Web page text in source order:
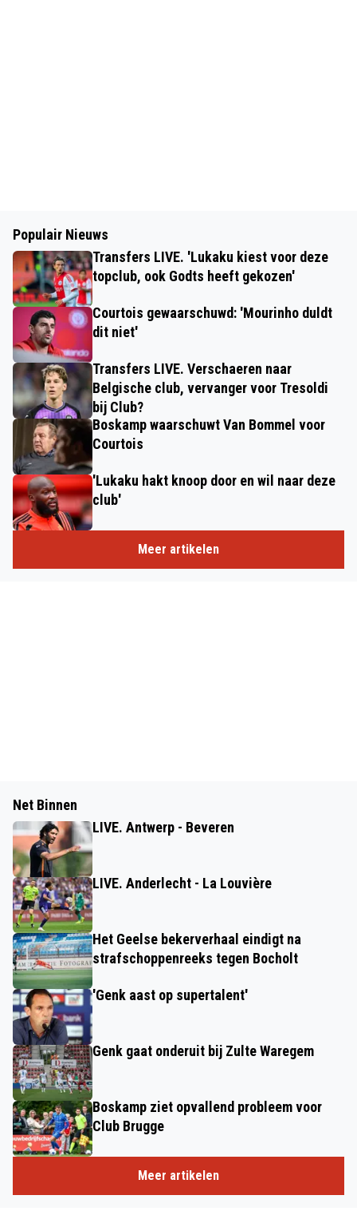
Populair Nieuws
Transfers LIVE. 'Lukaku kiest voor deze
topclub, ook Godts heeft gekozen'
Courtois gewaarschuwd: 'Mourinho duldt
dit niet'
Transfers LIVE. Verschaeren naar
Belgische club, vervanger voor Tresoldi
bij Club?
Boskamp waarschuwt Van Bommel voor
Courtois
'Lukaku hakt knoop door en wil naar deze
club'
Meer artikelen
Net Binnen
LIVE. Antwerp - Beveren
LIVE. Anderlecht - La Louvière
Het Geelse bekerverhaal eindigt na
strafschoppenreeks tegen Bocholt
'Genk aast op supertalent'
Genk gaat onderuit bij Zulte Waregem
Boskamp ziet opvallend probleem voor
Club Brugge
Meer artikelen